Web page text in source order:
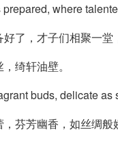
where
好了，才子们相聚一
绮轩油壁。
buds, delicate
，芬芳幽香，如丝绸